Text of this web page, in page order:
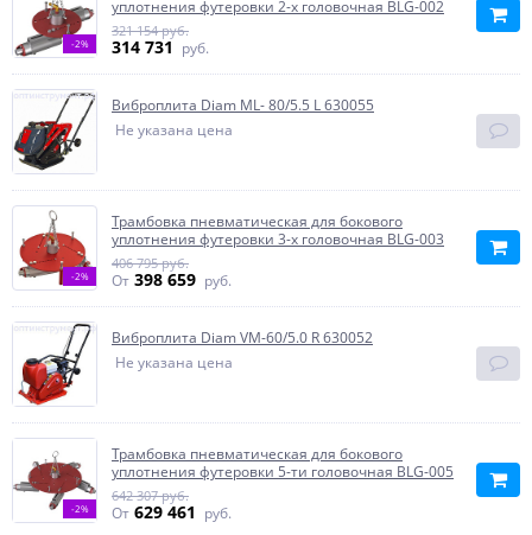
-2%
уплотнения футеровки 2-х головочная BLG-002
314 731 руб.
321 154 руб.
Виброплита Diam ML- 80/5.5 L 630055
Не указана цена
-2%
Трамбовка пневматическая для бокового
уплотнения футеровки 3-х головочная BLG-003
От 398 659 руб.
406 795 руб.
Виброплита Diam VM-60/5.0 R 630052
Не указана цена
-2%
Трамбовка пневматическая для бокового
уплотнения футеровки 5-ти головочная BLG-005
От 629 461 руб.
642 307 руб.